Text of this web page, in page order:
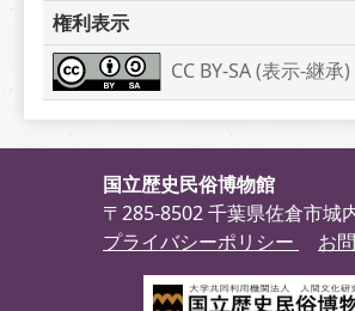
権利表示
CC BY-SA (表示-継承
国立歴史民俗博物館
〒285-8502 千葉県佐倉市城
プライバシーポリシー
お